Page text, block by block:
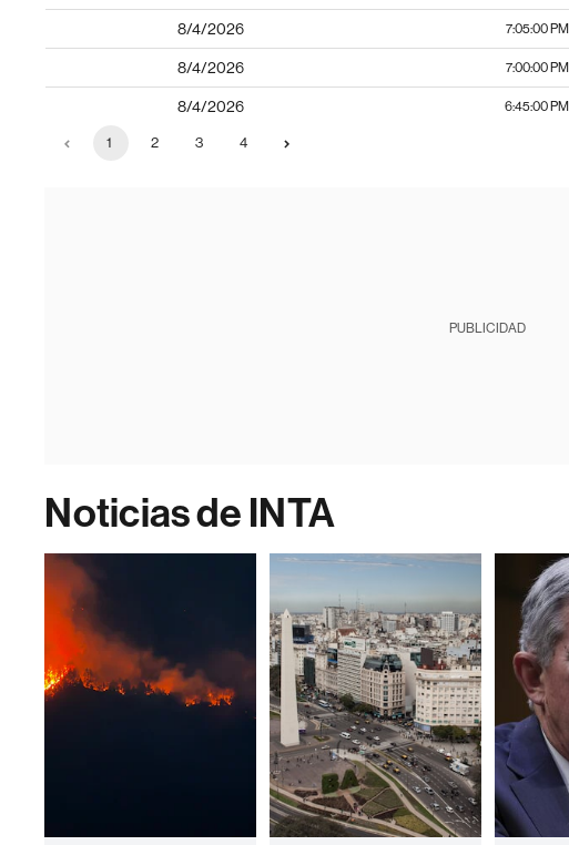
8/4/2026 7:05:00 PM
8/4/2026 7:00:00 PM
8/4/2026 6:45:00 PM
1 2 3 4
PUBLICIDAD
Noticias de INTA